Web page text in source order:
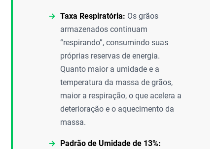
Taxa Respiratória: Os grãos
armazenados continuam
“respirando”, consumindo suas
próprias reservas de energia.
Quanto maior a umidade e a
temperatura da massa de grãos,
maior a respiração, o que acelera a
deterioração e o aquecimento da
massa.
Padrão de Umidade de 13%: